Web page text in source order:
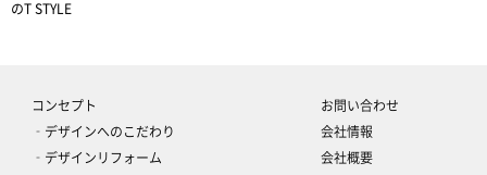
のT STYLE
コンセプト
‐デザインへのこだわり
‐デザインリフォーム
お問い合わせ
会社情報
会社概要